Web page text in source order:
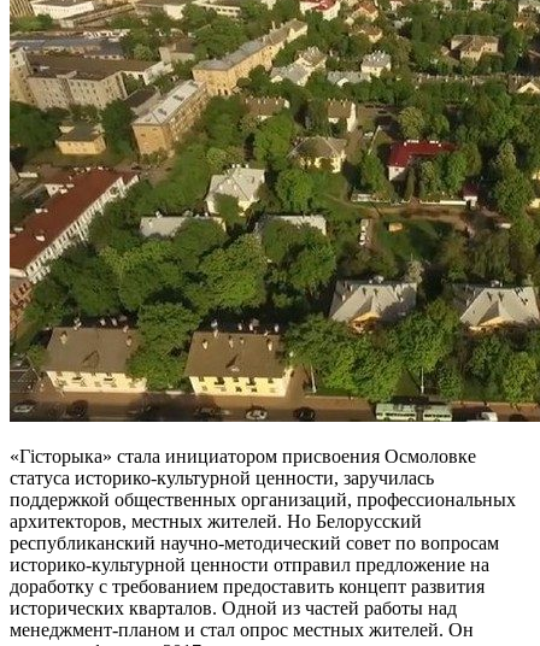
«Гісторыка» стала инициатором присвоения Осмоловке
статуса историко-культурной ценности, заручилась
поддержкой общественных организаций, профессиональных
архитекторов, местных жителей. Но Белорусский
республиканский научно-методический совет по вопросам
историко-культурной ценности отправил предложение на
доработку с требованием предоставить концепт развития
исторических кварталов. Одной из частей работы над
менеджмент-планом и стал опрос местных жителей. Он